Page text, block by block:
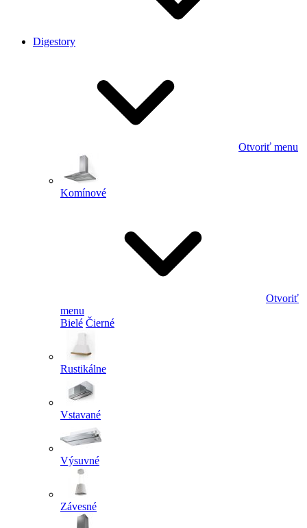
Digestory
Otvoriť menu
Komínové
Otvoriť
menu
Bielé Čierné
Rustikálne
Vstavané
Výsuvné
Závesné